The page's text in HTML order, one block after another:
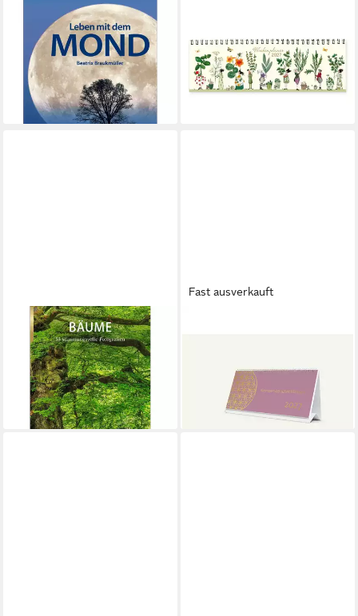
Abreißkalender Leben mit
dem Mond
Tagesabreißkalender 2027 -
Praktische Tipps Tag...
ab 15,95 €
lieferbar - in 3-4 Werktagen bei dir
15,35 €
lieferbar - in 3-4 Werktagen bei dir
HARENBERG KALENDER VERLAG
Wandkalender Bäume
Wochenplaner 2027 - 53
stimmungsvolle Fotografien
ab 24,95 €
lieferbar - in 2-3 Werktagen bei dir
Fast ausverkauft
lieferbar - in 3-4 Werktagen bei dir